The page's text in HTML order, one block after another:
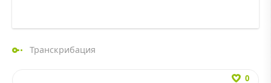
Транскрибация
0